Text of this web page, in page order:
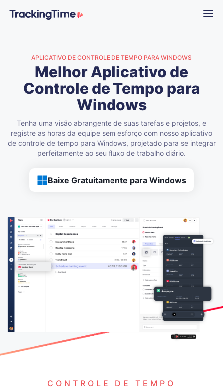
APLICATIVO DE CONTROLE DE TEMPO PARA WINDOWS
Melhor Aplicativo de
Controle de Tempo para
Windows
Tenha uma visão abrangente de suas tarefas e projetos, e
registre as horas da equipe sem esforço com nosso aplicativo
de controle de tempo para Windows, projetado para se integrar
perfeitamente ao seu fluxo de trabalho diário.
Baixe Gratuitamente para Windows
CONTROLE DE TEMPO